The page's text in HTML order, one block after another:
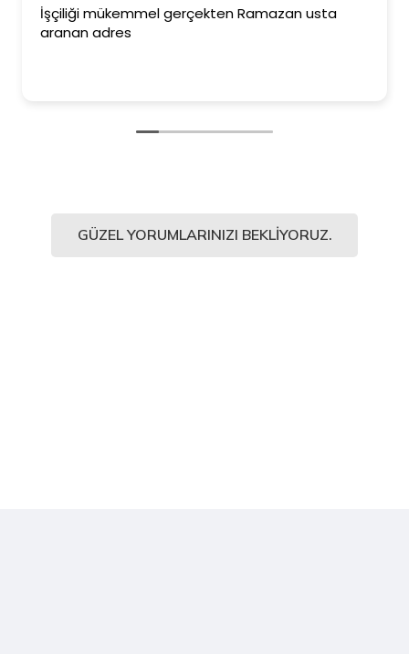
İşçiliği mükemmel gerçekten Ramazan usta
aranan adres
GÜZEL YORUMLARINIZI BEKLIYORUZ.